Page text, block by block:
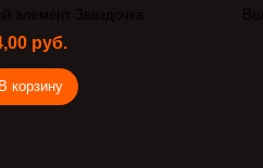
элемент Звездочка
руб.
В корзину